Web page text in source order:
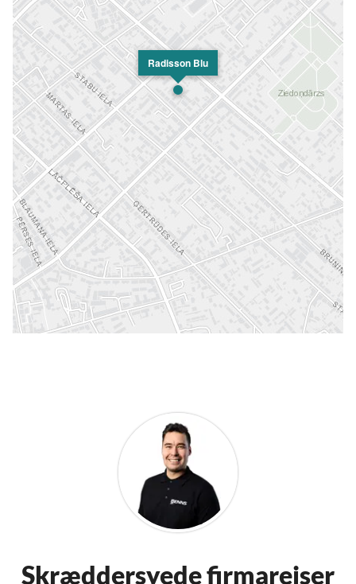
Radisson Blu
Skræddersyede firmarejser